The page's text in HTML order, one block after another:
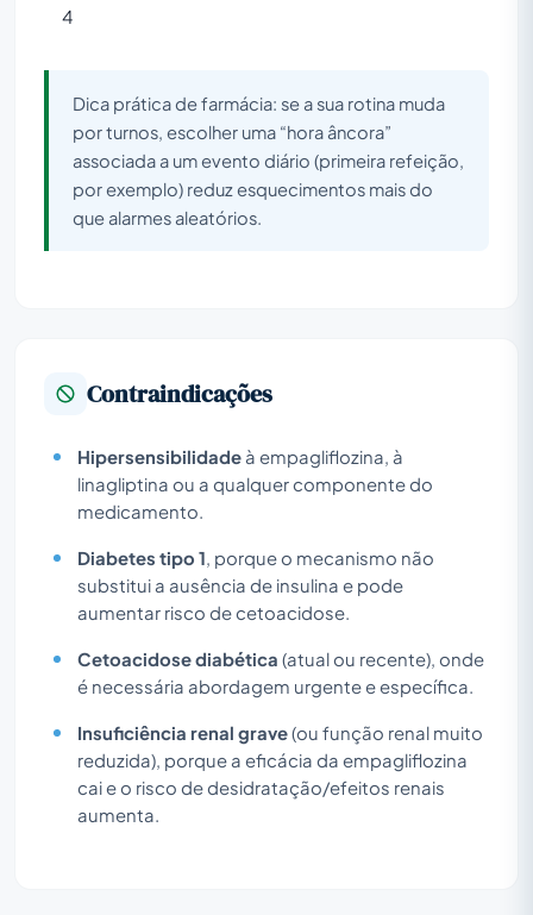
4
Dica prática de farmácia: se a sua rotina muda
por turnos, escolher uma “hora âncora”
associada a um evento diário (primeira refeição,
por exemplo) reduz esquecimentos mais do
que alarmes aleatórios.
Contraindicações
Hipersensibilidade à empagliflozina, à
linagliptina ou a qualquer componente do
medicamento.
Diabetes tipo 1 , porque o mecanismo não
substitui a ausência de insulina e pode
aumentar risco de cetoacidose.
Cetoacidose diabética (atual ou recente), onde
é necessária abordagem urgente e específica.
Insuficiência renal grave(ou função renal muito
reduzida), porque a eficácia da empagliflozina
cai e o risco de desidratação/efeitos renais
aumenta.